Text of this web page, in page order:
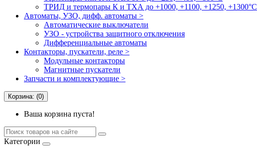
ТРИД и термопары К и ТХА до +1000, +1100, +1250, +1300°C
Автоматы, УЗО, дифф. автоматы >
Автоматические выключатели
УЗО - устройства защитного отключения
Дифференциальные автоматы
Контакторы, пускатели, реле >
Модульные контакторы
Магнитные пускатели
Запчасти и комплектующие >
Корзина: (0)
Ваша корзина пуста!
Категории